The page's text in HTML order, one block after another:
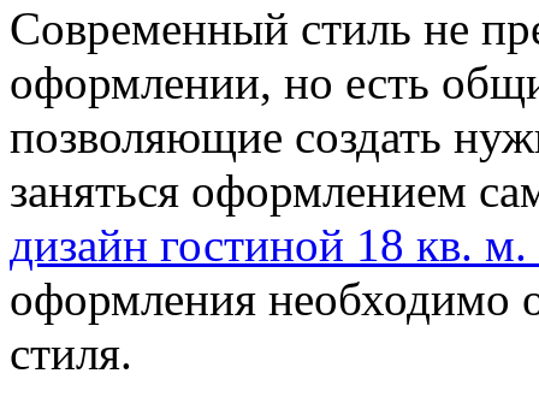
Современный стиль не
оформлении, но есть
позволяющие создать
заняться оформлением
дизайн гостиной 18 кв.
оформления необходимо
стиля.